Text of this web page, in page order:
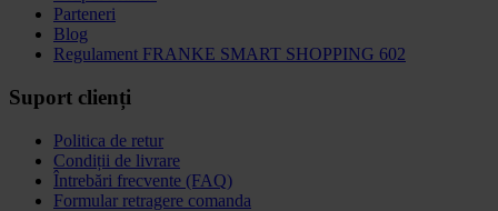
Parteneri
Blog
Regulament FRANKE SMART SHOPPING 602
Suport clienți
Politica de retur
Condiții de livrare
Întrebări frecvente (FAQ)
Formular retragere comanda